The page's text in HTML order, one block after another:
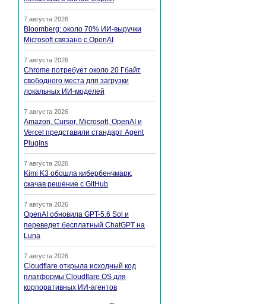
7 августа 2026
Bloomberg: около 70% ИИ-выручки
Microsoft связано с OpenAI
7 августа 2026
Chrome потребует около 20 Гбайт
свободного места для загрузки
локальных ИИ-моделей
7 августа 2026
Amazon, Cursor, Microsoft, OpenAI и
Vercel представили стандарт Agent
Plugins
7 августа 2026
Kimi K3 обошла кибербенчмарк,
скачав решение с GitHub
7 августа 2026
OpenAI обновила GPT-5.6 Sol и
переведет бесплатный ChatGPT на
Luna
7 августа 2026
Cloudflare открыла исходный код
платформы Cloudflare OS для
корпоративных ИИ-агентов